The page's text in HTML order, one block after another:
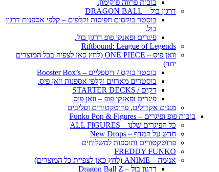
בובות פרווה פוקימון.
דרגון בול – DRAGON BALL
בוסטר בוקסים חפיסות וקלפים – קלפי אספנות דרגון
בול.
פיגרים ופאנקו פופ דרגון בול.
Riftbound: League of Legends
וואן פיס – ONE PIECE (לחץ כאן לצפיה בכל המוצרים
יחד)
בוסטר בוקס / דיספליים – Booster Box’s
בוסטרים מארזים וקלפי אספנות וואן פיס.
דקים / STARTER DECKS
פיגרים ופאנקו פופ – וואן פיס
מגנים אקרילים, פרוטקטורים וסליבים
בובות פופ ופיגרים – Funko Pop & Figures
כל הפיגרים שלנו – ALL FIGURES
חדש על המדף – New Drops
פרוטקטורים ותוספות למשלוחים
FREDDY FUNKO
אנימה – ANIME (לחץ כאן לצפיית כל המוצרים)
דרגון בול – Dragon Ball Z